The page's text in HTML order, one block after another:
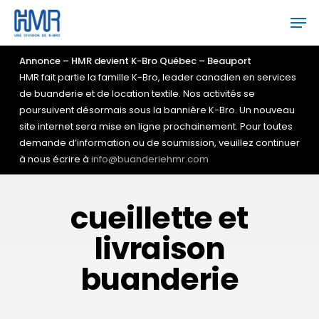
Skip
main
contentAnnonce – HMR devient K-Bro Québec – Beauport
HMR fait partie la famille K-Bro, leader canadien en services
de buanderie et de location textile. Nos activités se
poursuivent désormais sous la bannière K-Bro. Un nouveau
site internet sera mise en ligne prochainement. Pour toutes
demande d’information ou de soumission, veuillez continuer
à nous écrire à info@buanderiehmr.com
cueillette et
livraison
buanderie
Close